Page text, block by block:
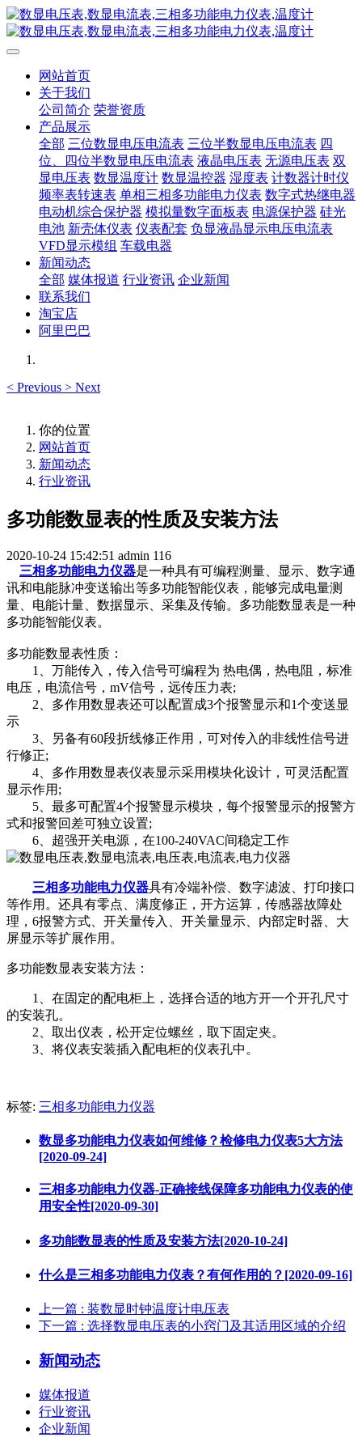
网站首页
关于我们
公司简介 荣誉资质
产品展示
全部 三位数显电压电流表 三位半数显电压电流表 四
位、四位半数显电压电流表 液晶电压表 无源电压表 双
显电压表 数显温度计 数显温控器 湿度表 计数器计时仪
频率表转速表 单相三相多功能电力仪表 数字式热继电器
电动机综合保护器 模拟量数字面板表 电源保护器 硅光
电池 新壳体仪表 仪表配套 负显液晶显示电压电流表
VFD显示模组 车载电器
新闻动态
全部 媒体报道 行业资讯 企业新闻
联系我们
淘宝店
阿里巴巴
< Previous > Next
你的位置
网站首页
新闻动态
行业资讯
多功能数显表的性质及安装方法
2020-10-24 15:42:51 admin 116
三相多功能电力仪器是一种具有可编程测量、显示、数字通
讯和电能脉冲变送输出等多功能智能仪表，能够完成电量测
量、电能计量、数据显示、采集及传输。多功能数显表是一种
多功能智能仪表。
多功能数显表性质：
1、万能传入，传入信号可编程为 热电偶，热电阻，标准
电压，电流信号，mV信号，远传压力表;
2、多作用数显表还可以配置成3个报警显示和1个变送显
示
3、另备有60段折线修正作用，可对传入的非线性信号进
行修正;
4、多作用数显表仪表显示采用模块化设计，可灵活配置
显示作用;
5、最多可配置4个报警显示模块，每个报警显示的报警方
式和报警回差可独立设置;
6、超强开关电源，在100-240VAC间稳定工作
三相多功能电力仪器具有冷端补偿、数字滤波、打印接口
等作用。还具有零点、满度修正，开方运算，传感器故障处
理，6报警方式、开关量传入、开关量显示、内部定时器、大
屏显示等扩展作用。
多功能数显表安装方法：
1、在固定的配电柜上，选择合适的地方开一个开孔尺寸
的安装孔。
2、取出仪表，松开定位螺丝，取下固定夹。
3、将仪表安装插入配电柜的仪表孔中。
标签: 三相多功能电力仪器​
数显多功能电力仪表如何维修？检修电力仪表5大方法
[2020-09-24]
三相多功能电力仪器-正确接线保障多功能电力仪表的使
用安全性[2020-09-30]
多功能数显表的性质及安装方法[2020-10-24]
什么是三相多功能电力仪表？有何作用的？[2020-09-16]
上一篇 : 装数显时钟温度计电压表
下一篇 : 选择数显电压表的小窍门及其适用区域的介绍
新闻动态
媒体报道
行业资讯
企业新闻